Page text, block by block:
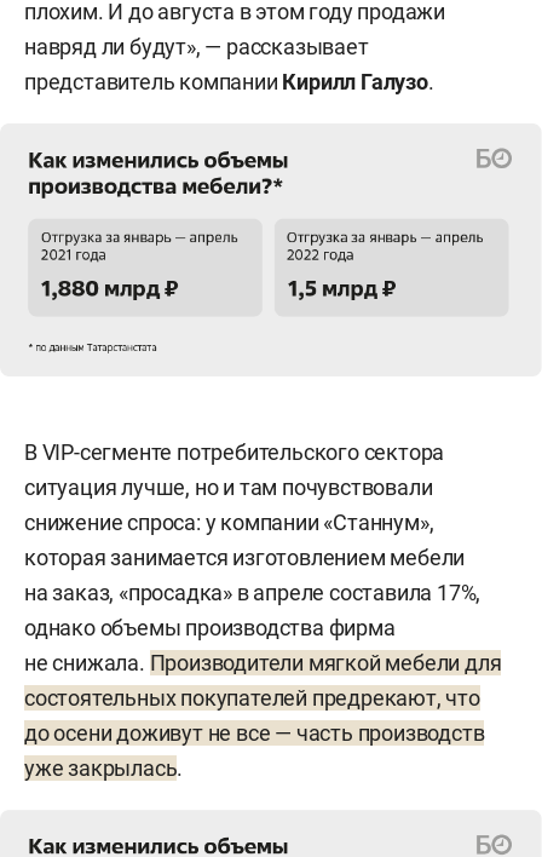
плохим. И до августа в этом году продажи
навряд ли будут», — рассказывает
представитель компании Кирилл Галузо.
В VIP-сегменте потребительского сектора
ситуация лучше, но и там почувствовали
снижение спроса: у компании «Станнум»,
которая занимается изготовлением мебели
на заказ, «просадка» в апреле составила 17%,
однако объемы производства фирма
не снижала. Производители мягкой мебели для
состоятельных покупателей предрекают, что
до осени доживут не все — часть производств
уже закрылась.